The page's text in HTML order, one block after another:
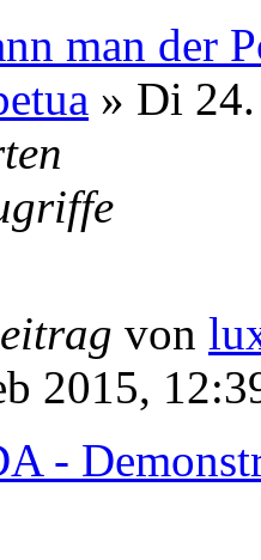
man der
» Di
von
2015,
-